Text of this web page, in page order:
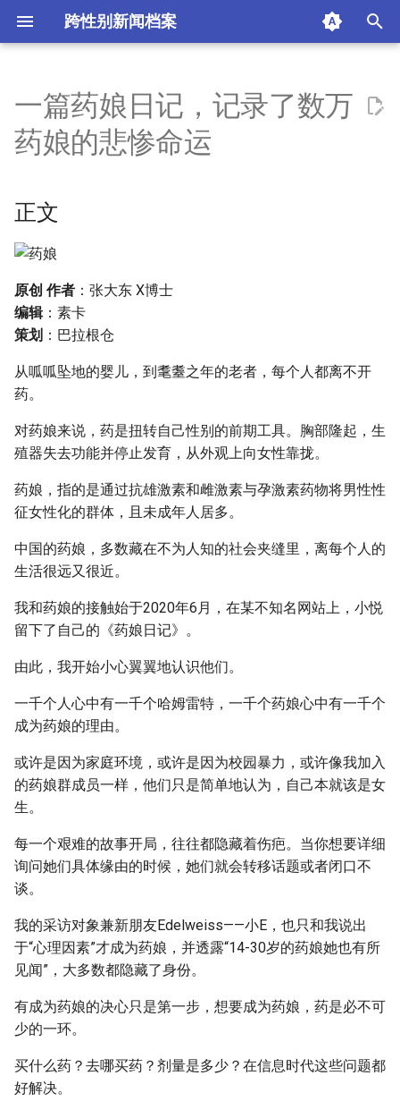
跨性别新闻档案
t
a
l
i
z
n
s
a
r
c
h
附加信息 [Processed Page
一篇药娘日记，记录了数万
药娘的悲惨命运
正文
原创 作者 ：张大东 X博士
编辑：素卡
策划 ：巴拉根仓
从呱呱坠地的婴儿，到耄耋之年的老者，每个人都离不开
药。
对药娘来说，药是扭转自己性别的前期工具。胸部隆起，生
殖器失去功能并停止发育，从外观上向女性靠拢。
药娘，指的是通过抗雄激素和雌激素与孕激素药物将男性性
征女性化的群体，且未成年人居多。
中国的药娘，多数藏在不为人知的社会夹缝里，离每个人的
生活很远又很近。
我和药娘的接触始于2020年6月，在某不知名网站上，小悦
留下了自己的《药娘日记》。
由此，我开始小心翼翼地认识他们。
一千个人心中有一千个哈姆雷特，一千个药娘心中有一千个
成为药娘的理由。
或许是因为家庭环境，或许是因为校园暴力，或许像我加入
的药娘群成员一样，他们只是简单地认为，自己本就该是女
生。
每一个艰难的故事开局，往往都隐藏着伤疤。当你想要详细
询问她们具体缘由的时候，她们就会转移话题或者闭口不
谈。
我的采访对象兼新朋友Edelweiss——小E，也只和我说出
于“心理因素”才成为药娘，并透露“14-30岁的药娘她也有所
见闻”，大多数都隐藏了身份。
有成为药娘的决心只是第一步，想要成为药娘，药是必不可
少的一环。
买什么药？去哪买药？剂量是多少？在信息时代这些问题都
好解决。